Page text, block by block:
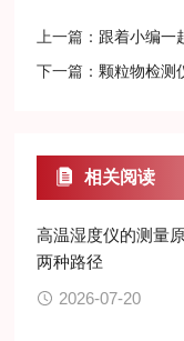
上一篇： 跟着小编一起
下一篇：颗粒物检测
相关阅读
高温湿度仪的测量
两种路径
2026-07-20